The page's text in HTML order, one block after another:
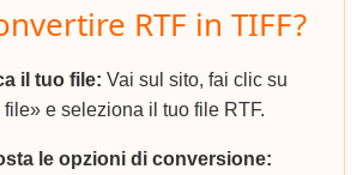
RTF in TIFF?
il tuo file: Vai sul sito, fai clic su
e seleziona il tuo file RTF.
le opzioni di conversione: